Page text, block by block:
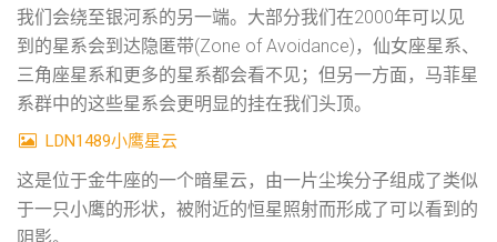
我们会绕至银河系的另一端。大部分我们在2000年可以见
到的星系会到达隐匿带(Zone of Avoidance)，仙女座星系、
三角座星系和更多的星系都会看不见；但另一方面，马菲星
系群中的这些星系会更明显的挂在我们头顶。
LDN1489小鹰星云
这是位于金牛座的一个暗星云，由一片尘埃分子组成了类似
于一只小鹰的形状，被附近的恒星照射而形成了可以看到的